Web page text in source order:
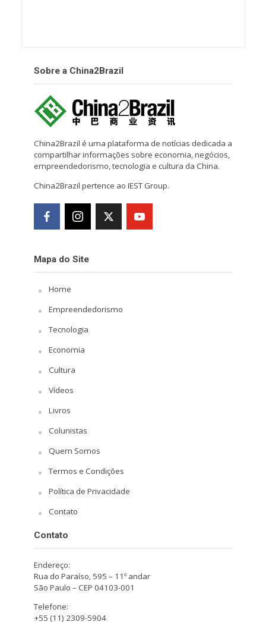
Sobre a China2Brazil
China2Brazil é uma plataforma de notícias dedicada a
compartilhar informações sobre economia, negócios,
empreendedorismo, tecnologia e cultura da China.
China2Brazil pertence ao IEST Group.
Mapa do Site
Home
Empreendedorismo
Tecnologia
Economia
Cultura
Vídeos
Livros
Colunistas
Quem Somos
Termos e Condições
Política de Privacidade
Contato
Contato
Endereço:
Rua do Paraíso, 595 – 11º andar
São Paulo – CEP 04103-001
Telefone:
+55 (11) 2309-5904